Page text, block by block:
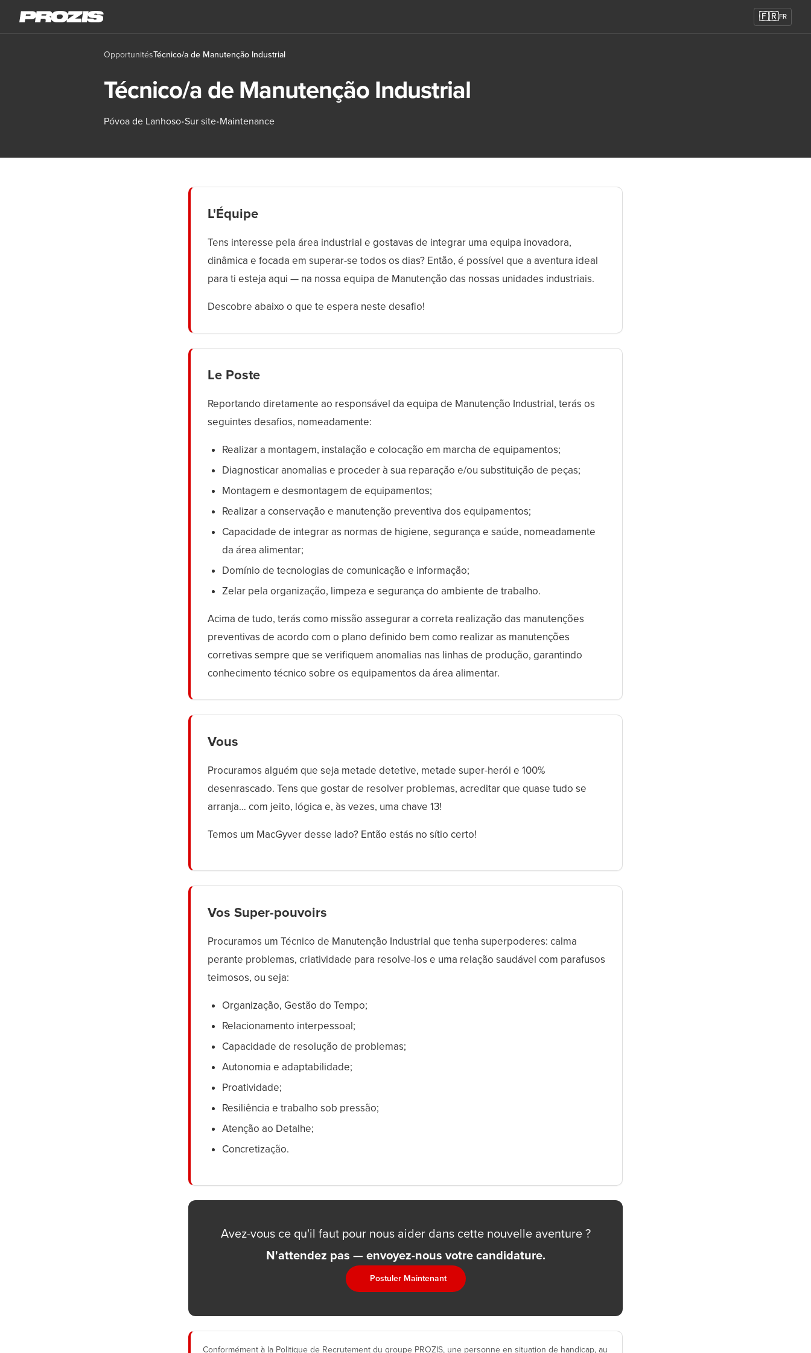
🇫🇷FR
OpportunitésTécnico/a de Manutenção Industrial
Técnico/a de Manutenção Industrial
Póvoa de Lanhoso•Sur site•Maintenance
L'Équipe
Tens interesse pela área industrial e gostavas de integrar uma equipa inovadora,
dinâmica e focada em superar-se todos os dias? Então, é possível que a aventura ideal
para ti esteja aqui — na nossa equipa de Manutenção das nossas unidades industriais.
Descobre abaixo o que te espera neste desafio!
Le Poste
Reportando diretamente ao responsável da equipa de Manutenção Industrial, terás os
seguintes desafios, nomeadamente:
Realizar a montagem, instalação e colocação em marcha de equipamentos;
Diagnosticar anomalias e proceder à sua reparação e/ou substituição de peças;
Montagem e desmontagem de equipamentos;
Realizar a conservação e manutenção preventiva dos equipamentos;
Capacidade de integrar as normas de higiene, segurança e saúde, nomeadamente
da área alimentar;
Domínio de tecnologias de comunicação e informação;
Zelar pela organização, limpeza e segurança do ambiente de trabalho.
Acima de tudo, terás como missão assegurar a correta realização das manutenções
preventivas de acordo com o plano definido bem como realizar as manutenções
corretivas sempre que se verifiquem anomalias nas linhas de produção, garantindo
conhecimento técnico sobre os equipamentos da área alimentar.
Vous
Procuramos alguém que seja metade detetive, metade super-herói e 100%
desenrascado. Tens que gostar de resolver problemas, acreditar que quase tudo se
arranja… com jeito, lógica e, às vezes, uma chave 13!
Temos um MacGyver desse lado? Então estás no sítio certo!
Vos Super-pouvoirs
Procuramos um Técnico de Manutenção Industrial que tenha superpoderes: calma
perante problemas, criatividade para resolve-los e uma relação saudável com parafusos
teimosos, ou seja:
Organização, Gestão do Tempo;
Relacionamento interpessoal;
Capacidade de resolução de problemas;
Autonomia e adaptabilidade;
Proatividade;
Resiliência e trabalho sob pressão;
Atenção ao Detalhe;
Concretização.
Avez-vous ce qu'il faut pour nous aider dans cette nouvelle aventure ?
N'attendez pas — envoyez-nous votre candidature.
Postuler Maintenant
Conformément à la Politique de Recrutement du groupe PROZIS, une personne en situation de handicap, au